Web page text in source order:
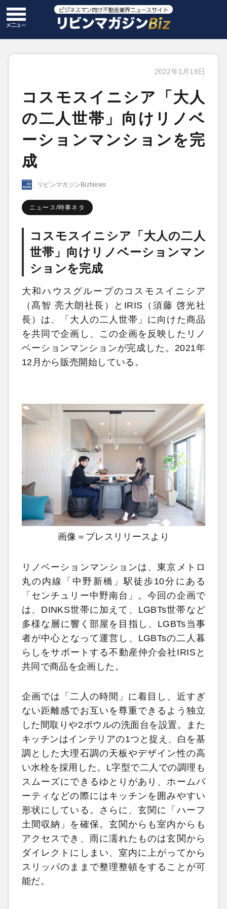
2022年1月18日
コスモスイニシア「大人
の二人世帯」向けリノベ
ーションマンションを完
成
リビンマガジンBizNews
ニュース/時事ネタ
コスモスイニシア「大人の二人
世帯」向けリノベーションマン
ションを完成
大和ハウスグループのコスモスイニシア
（髙智 亮大朗社長）とIRIS（須藤 啓光社
長）は、「大人の二人世帯」に向けた商品
を共同で企画し、この企画を反映したリノ
ベーションマンションが完成した。2021年
12月から販売開始している。
画像＝プレスリリースより
リノベーションマンションは、東京メトロ
丸の内線「中野新橋」駅徒歩10分にある
「センチュリー中野南台」。今回の企画で
は、DINKS世帯に加えて、LGBTs世帯など
多様な層に響く部屋を目指し、LGBTs当事
者が中心となって運営し、LGBTsの二人暮
らしをサポートする不動産仲介会社IRISと
共同で商品を企画した。
企画では「二人の時間」に着目し、近すぎ
ない距離感でお互いを尊重できるよう独立
した間取りや2ボウルの洗面台を設置。また
キッチンはインテリアの1つと捉え、白を基
調とした大理石調の天板やデザイン性の高
い水栓を採用した。L字型で二人での調理も
スムーズにできるゆとりがあり、ホームパ
ーティなどの際にはキッチンを囲みやすい
形状にしている。さらに、玄関に「ハーフ
土間収納」を確保。玄関からも室内からも
アクセスでき、雨に濡れたものは玄関から
ダイレクトにしまい、室内に上がってから
スリッパのままで整理整頓をすることが可
能だ。